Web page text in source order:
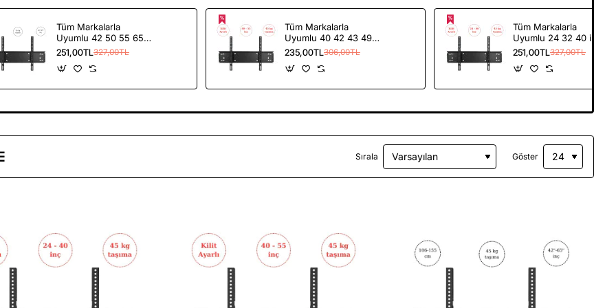
Tüm Markalarla
Uyumlu 42 50 55 65
inç LCD Plazma
Televizyon Duvar
Asma Aparatı 106-155
251,00TL327,00TL
Tüm Markalarla
Uyumlu 40 42 43 49
55 inç LCD Plazma
Televizyon Duvar
Asma Aparatı TV Askı
235,00TL306,00TL
Tüm Markalarla
Uyumlu 24 32 40 inç
LCD Plazma
Televizyon Duvar
Asma Aparatı TV Askı
251,00TL327,00TL
Sırala Göster